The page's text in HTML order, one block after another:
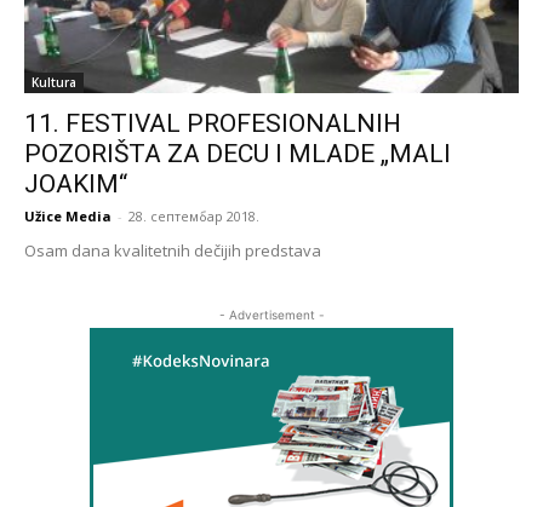
Kultura
11. FESTIVAL PROFESIONALNIH
POZORIŠTA ZA DECU I MLADE „MALI
JOAKIM“
Užice Media - 28. септембар 2018.
Osam dana kvalitetnih dečijih predstava
- Advertisement -